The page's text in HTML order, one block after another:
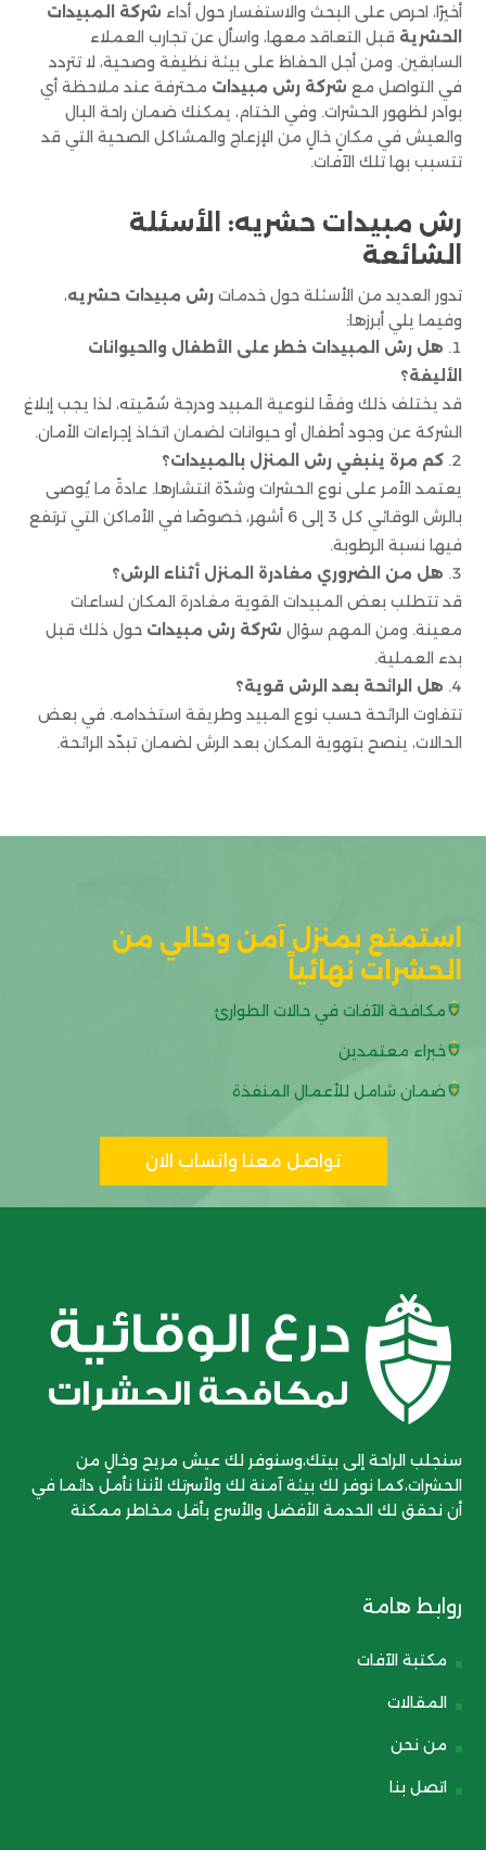
أخيرًا، احرص على البحث والاستفسار حول أداء شركة المبيدات
الحشرية قبل التعاقد معها، واسأل عن تجارب العملاء
السابقين. ومن أجل الحفاظ على بيئة نظيفة وصحية، لا تتردد
في التواصل مع شركة رش مبيدات محترفة عند ملاحظة أي
بوادر لظهور الحشرات. وفي الختام، يمكنك ضمان راحة البال
والعيش في مكانٍ خالٍ من الإزعاج والمشاكل الصحية التي قد
تتسبب بها تلك الآفات.
رش مبيدات حشريه: الأسئلة
الشائعة
تدور العديد من الأسئلة حول خدمات رش مبيدات حشريه،
وفيما يلي أبرزها:
هل رش المبيدات خطر على الأطفال والحيوانات
الأليفة؟
قد يختلف ذلك وفقًا لنوعية المبيد ودرجة سُمّيته، لذا يجب إبلاغ
الشركة عن وجود أطفال أو حيوانات لضمان اتخاذ إجراءات الأمان.
كم مرة ينبغي رش المنزل بالمبيدات؟
يعتمد الأمر على نوع الحشرات وشدّة انتشارها. عادةً ما يُوصى
بالرش الوقائي كل 3 إلى 6 أشهر، خصوصًا في الأماكن التي ترتفع
فيها نسبة الرطوبة.
هل من الضروري مغادرة المنزل أثناء الرش؟
قد تتطلب بعض المبيدات القوية مغادرة المكان لساعات
معينة. ومن المهم سؤال شركة رش مبيدات حول ذلك قبل
بدء العملية.
هل الرائحة بعد الرش قوية؟
تتفاوت الرائحة حسب نوع المبيد وطريقة استخدامه. في بعض
الحالات، ينصح بتهوية المكان بعد الرش لضمان تبدّد الرائحة.
استمتع بمنزل آمن وخالي من
الحشرات نهائياً
مكافحة الآفات في حالات الطوارئ
خبراء معتمدين
ضمان شامل للأعمال المنفذة
تواصل معنا واتساب الان
سنجلب الراحة إلى بيتك،وسنوفر لك عيش مريح وخالٍ من
الحشرات،كما نوفر لك بيئة آمنة لك ولأسرتك لأننا نأمل دائما في
أن نحقق لك الحدمة الأفضل والأسرع بأقل مخاطر ممكنة
روابط هامة
مكتبة الآفات
المقالات
من نحن
اتصل بنا